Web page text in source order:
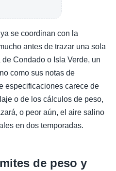
se coordinan con la
antes de trazar una sola
Condado o Isla Verde, un
como sus notas de
especificaciones carece de
o de los cálculos de peso,
o peor aún, el aire salino
en dos temporadas.
de peso y